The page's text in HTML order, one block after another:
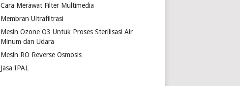
Cara Merawat Filter Multimedia
Membran Ultrafiltrasi
Mesin Ozone O3 Untuk Proses Sterilisasi Air
Minum dan Udara
Mesin RO Reverse Osmosis
Jasa IPAL